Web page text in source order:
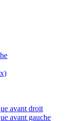
avant droit
avant gauche